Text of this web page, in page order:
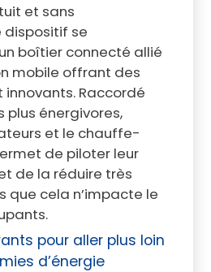
et sans
dispositif se
boîtier connecté allié
mobile offrant des
innovants. Raccordé
plus énergivores,
et le chauffe-
de piloter leur
de la réduire très
que cela n’impacte le
pour aller plus loin
d’énergie